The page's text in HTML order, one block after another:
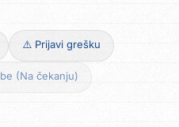
⚠️ Prijavi grešku
(Na čekanju)